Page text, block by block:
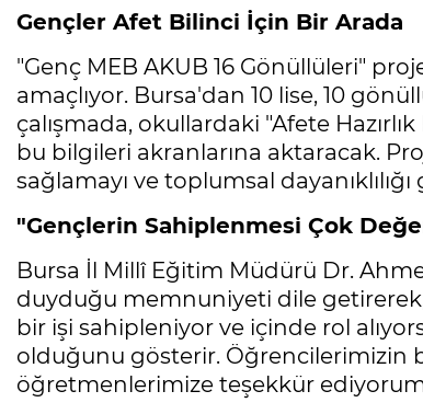
Gençler Afet Bilinci İçin Bir Arada
"Genç MEB AKUB 16 Gönüllüleri"
amaçlıyor. Bursa'dan 10 lise, 10
çalışmada, okullardaki "Afete
bu bilgileri akranlarına aktaracak.
sağlamayı ve toplumsal
"Gençlerin Sahiplenmesi Çok
Bursa İl Millî Eğitim Müdürü Dr.
duyduğu memnuniyeti dile
bir işi sahipleniyor ve içinde rol
olduğunu gösterir. Öğrencilerimizin
öğretmenlerimize teşekkür